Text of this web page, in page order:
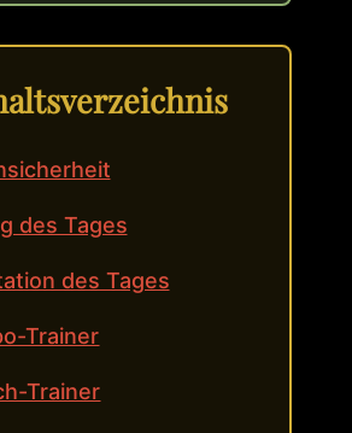
des Tages
des Tages
Trainer
Trainer